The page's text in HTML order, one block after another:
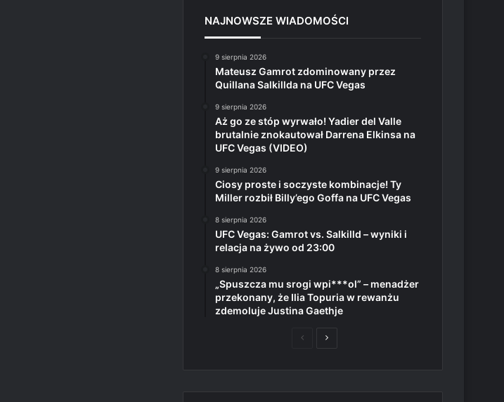
NAJNOWSZE WIADOMOŚCI
9 sierpnia 2026
Mateusz Gamrot zdominowany przez
Quillana Salkillda na UFC Vegas
9 sierpnia 2026
Aż go ze stóp wyrwało! Yadier del Valle
brutalnie znokautował Darrena Elkinsa na
UFC Vegas (VIDEO)
9 sierpnia 2026
Ciosy proste i soczyste kombinacje! Ty
Miller rozbił Billy’ego Goffa na UFC Vegas
8 sierpnia 2026
UFC Vegas: Gamrot vs. Salkilld – wyniki i
relacja na żywo od 23:00
8 sierpnia 2026
„Spuszcza mu srogi wpi***ol” – menadżer
przekonany, że Ilia Topuria w rewanżu
zdemoluje Justina Gaethje
PoprzedniaNastępna